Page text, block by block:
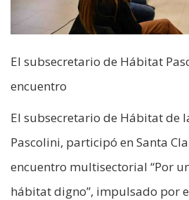
El subsecretario de Hábitat
encuentro
El subsecretario de Hábitat de
Pascolini, participó en Santa
encuentro multisectorial “Por
hábitat digno”, impulsado por